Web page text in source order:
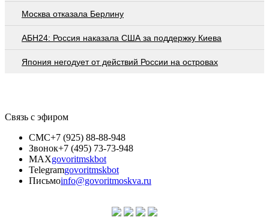
Москва отказала Берлину
АБН24: Россия наказала США за поддержку Киева
Япония негодует от действий России на островах
Связь с эфиром
СМС+7 (925) 88-88-948
Звонок+7 (495) 73-73-948
MAXgovoritmskbot
Telegramgovoritmskbot
Письмоinfo@govoritmoskva.ru